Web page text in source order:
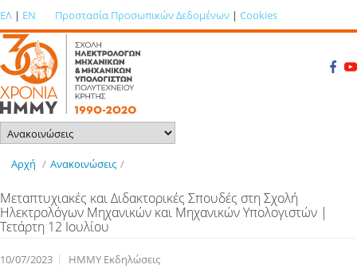
ΕΛ | EN Προστασία Προσωπικών Δεδομένων | Cookies
Αρχή / Ανακοινώσεις /
Μεταπτυχιακές και Διδακτορικές Σπουδές στη Σχολή
Ηλεκτρολόγων Μηχανικών και Μηχανικών Υπολογιστών |
Τετάρτη 12 Ιουλίου
10/07/2023
ΗΜΜΥ Εκδηλώσεις